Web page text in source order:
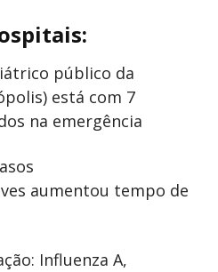
público da
está com 7
na emergência
aumentou tempo de
Influenza A,